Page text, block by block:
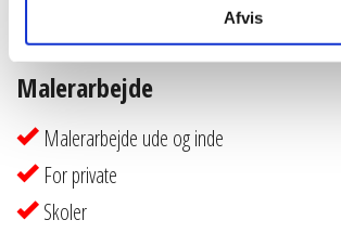
Afvis
Malerarbejde
Malerarbejde ude og inde
For private
Skoler